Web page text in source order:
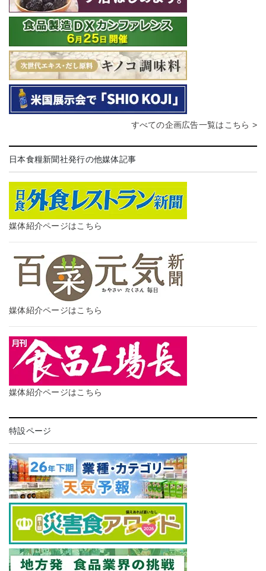
すべての企画広告一覧はこちら >
日本食糧新聞社発行の他媒体記事
媒体紹介ページはこちら
媒体紹介ページはこちら
媒体紹介ページはこちら
特設ページ